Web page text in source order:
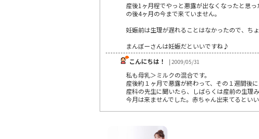
産後1ヶ月程でやっと悪露が出なくなったと思
の後4ヶ月の今まで来ていません。
妊娠前は生理が遅れることはなかったので、ち
まんぼーさんは妊娠だといいですね♪
こんにちは！
| 2009/05/31
私も母乳＞ミルクの混合です。
産後約１ヶ月で悪露が終わって、その１週間後
産科の先生に聞いたら、しばらくは産前の生理
今月は来ませんでした。赤ちゃん出来てるとい